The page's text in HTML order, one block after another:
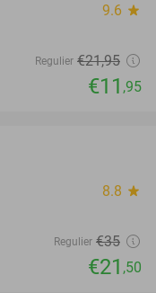
9.6 star
Regulier €21,95
€11 ,95
8.8 star
Regulier €35
€21 ,50